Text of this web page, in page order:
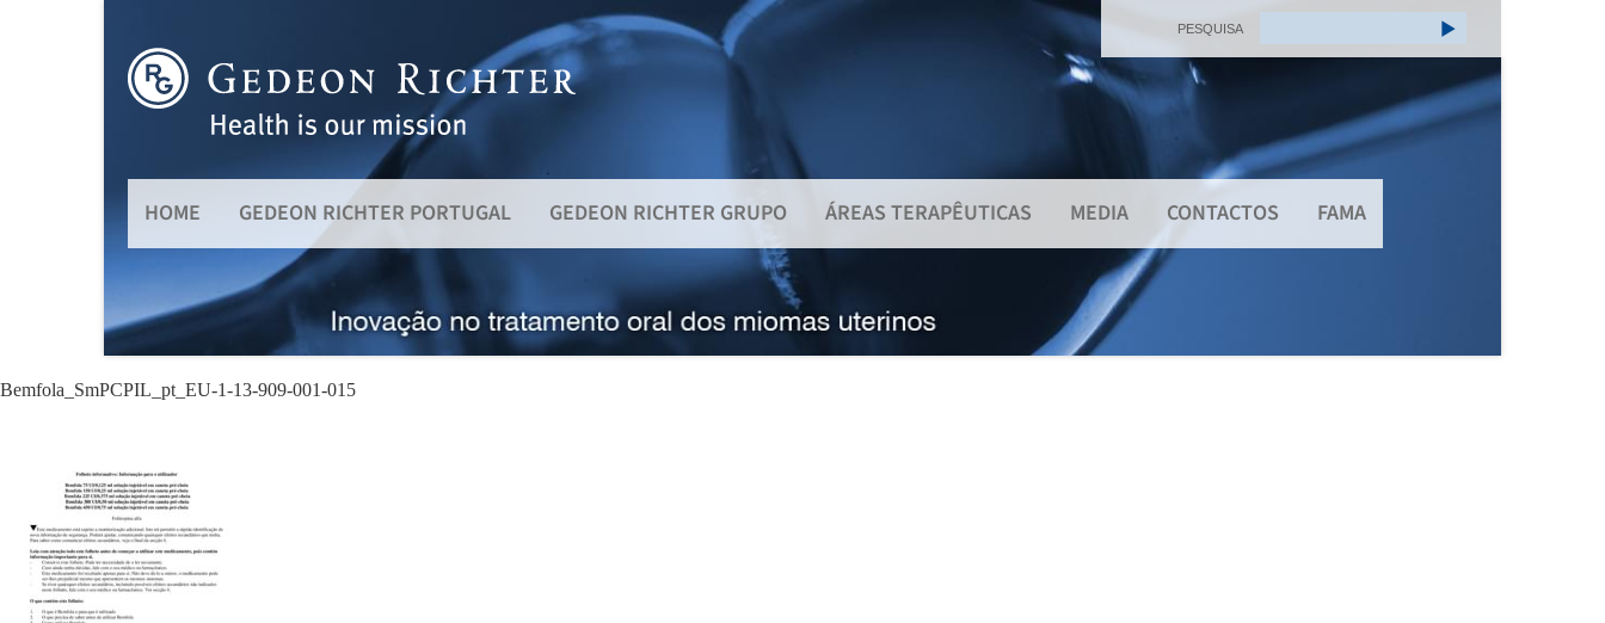
PESQUISA
HOME GEDEON RICHTER PORTUGAL GEDEON RICHTER GRUPO ÁREAS TERAPÊUTICAS MEDIA CONTACTOS FAMA
Bemfola_SmPCPIL_pt_EU-1-13-909-001-015